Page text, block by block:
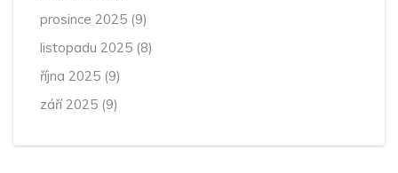
prosince 2025 (9)
listopadu 2025 (8)
října 2025 (9)
září 2025 (9)